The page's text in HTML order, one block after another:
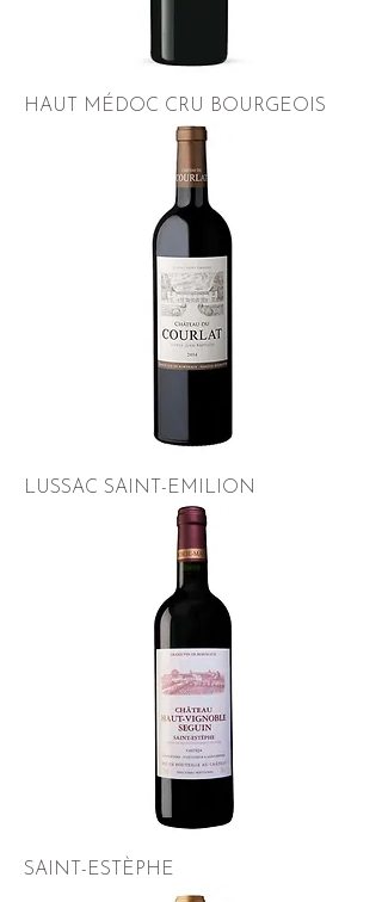
HAUT MÉDOC CRU BOURGEOIS
LUSSAC SAINT-EMILION
SAINT-ESTÈPHE